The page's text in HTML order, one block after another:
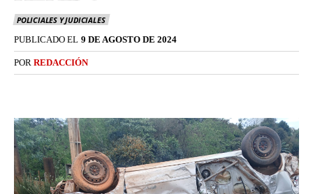
POLICIALES Y JUDICIALES
PUBLICADO EL 9 DE AGOSTO DE 2024
POR REDACCIÓN